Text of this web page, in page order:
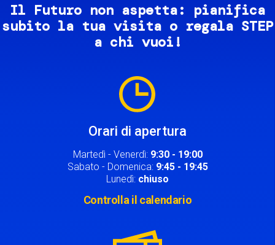
Il Futuro non aspetta: pianifica
subito la tua visita o regala STEP
a chi vuoi!
Orari di apertura
Martedì - Venerdì: 9:30 - 19:00
Sabato - Domenica: 9:45 - 19:45
Lunedì: chiuso
Controlla il calendario